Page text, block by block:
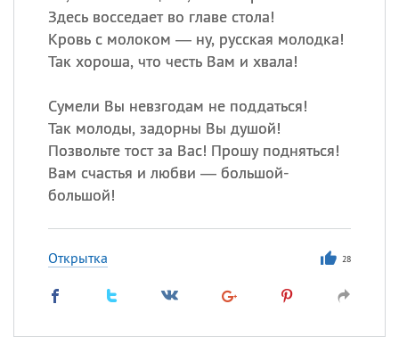
Здесь восседает во главе стола!
Кровь с молоком — ну, русская молодка!
Так хороша, что честь Вам и хвала!
Сумели Вы невзгодам не поддаться!
Так молоды, задорны Вы душой!
Позвольте тост за Вас! Прошу подняться!
Вам счастья и любви — большой-
большой!
Открытка 28
Военно‑воздушных сил
(День ВВС) РФ
Сегодня празднуют именины
Акакий,Василий